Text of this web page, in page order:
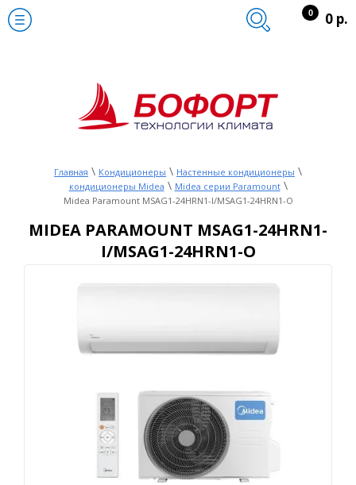
0 0 р.
Главная \ Кондиционеры \ Настенные кондиционеры \
кондиционеры Midea \ Midea серии Paramount\
Midea Paramount MSAG1-24HRN1-I/MSAG1-24HRN1-O
MIDEA PARAMOUNT MSAG1-24HRN1-
I/MSAG1-24HRN1-O